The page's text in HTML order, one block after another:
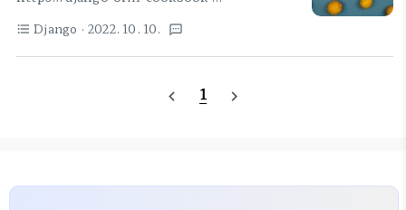
ko.readthedocs.io/en/latest/notequal_query.html
4. NOT 연산으로 조건을 부정하려면 어떻게 하나
요? — Django ORM Cookbook 2.0
하려면 어떻게 하나요? 장고의 사용자 계정 관리 앱인
orm-cookbook-ko.readthedocs.io 정답은
format_list_bulleted Django · 2022. 10. 10. textsms
navigate_before 1 navigate_next